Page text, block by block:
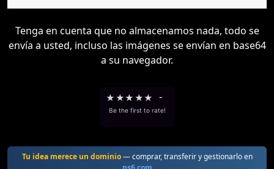
Tenga en cuenta que no almacenamos nada, todo se
envía a usted, incluso las imágenes se envían en base64
a su navegador.
★ ★★ ★★ -
Be the first to rate!
Tu idea merece un dominio— comprar, transferir y gestionarlo en